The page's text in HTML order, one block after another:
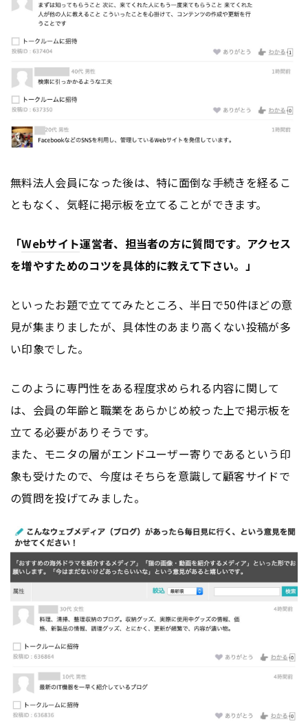
無料法人会員になった後は、特に面倒な手続きを経るこ
ともなく、気軽に掲示板を立てることができます。
「Webサイト運営者、担当者の方に質問です。アクセス
を増やすためのコツを具体的に教えて下さい。」
といったお題で立ててみたところ、半日で50件ほどの意
見が集まりましたが、具体性のあまり高くない投稿が多
い印象でした。
このように専門性をある程度求められる内容に関して
は、会員の年齢と職業をあらかじめ絞った上で掲示板を
立てる必要がありそうです。
また、モニタの層がエンドユーザー寄りであるという印
象も受けたので、今度はそちらを意識して顧客サイドで
の質問を投げてみました。